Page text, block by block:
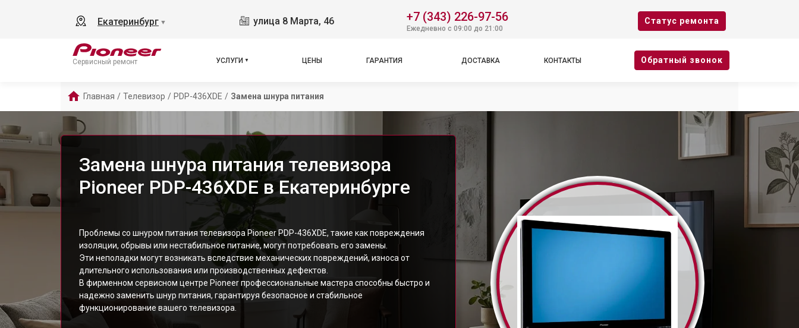
Екатеринбург ▼ улица 8 Марта, 46 +7 (343) 226-97-56
Ежедневно с 09:00 до 21:00
Cтатус ремонта
Сервисный ремонт УСЛУГИ ЦЕНЫ ГАРАНТИЯ ДОСТАВКА КОНТАКТЫ Oбратный звонок
Главная / Телевизор / PDP-436XDE / Замена шнура питания
Замена шнура питания телевизора
Pioneer PDP-436XDE в Екатеринбурге
Проблемы со шнуром питания телевизора Pioneer PDP-436XDE, такие как повреждения
изоляции, обрывы или нестабильное питание, могут потребовать его замены.
Эти неполадки могут возникать вследствие механических повреждений, износа от
длительного использования или производственных дефектов.
В фирменном сервисном центре Pioneer профессиональные мастера способны быстро и
надежно заменить шнур питания, гарантируя безопасное и стабильное
функционирование вашего телевизора.